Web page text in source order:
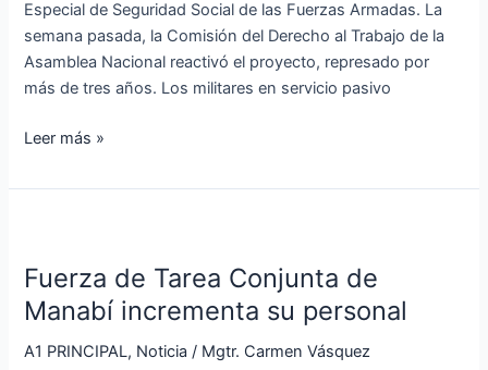
Especial de Seguridad Social de las Fuerzas Armadas. La
semana pasada, la Comisión del Derecho al Trabajo de la
Asamblea Nacional reactivó el proyecto, represado por
más de tres años. Los militares en servicio pasivo
Leer más »
Fuerza de Tarea Conjunta de
Manabí incrementa su personal
A1 PRINCIPAL, Noticia / Mgtr. Carmen Vásquez
Tarea
Conjunta
Manabí